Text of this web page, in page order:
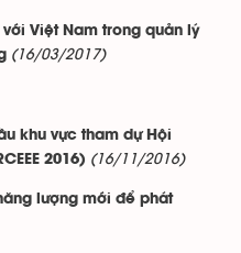
Việt Nam trong quản lý
(16/03/2017)
khu vực tham dự Hội
2016) (16/11/2016)
lượng mới để phát